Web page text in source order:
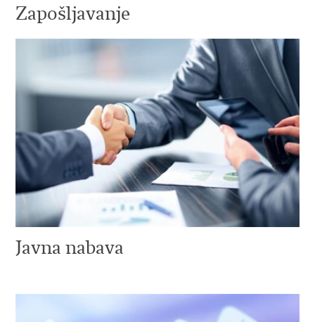
Zapošljavanje
Javna nabava